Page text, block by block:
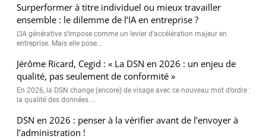
Surperformer à titre individuel ou mieux travailler
ensemble : le dilemme de l’IA en entreprise ?
L’IA générative s’impose comme un levier d’accélération majeur en
entreprise. Mais elle pose...
Jérôme Ricard, Cegid : « La DSN en 2026 : un enjeu de
qualité, pas seulement de conformité »
En 2026, la DSN change (encore) de visage avec ce nouveau mot d’ordre :
la qualité des données ...
DSN en 2026 : penser à la vérifier avant de l’envoyer à
l’administration !